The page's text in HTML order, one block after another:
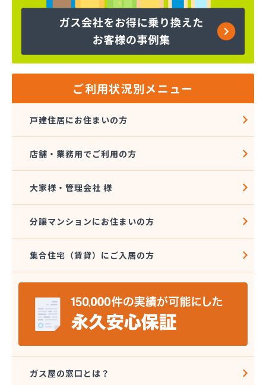
ヤマサ共和ライフ株式会社 一色営業所
ヤマサ共和ライフ株式会社 江南営業所
ヤマサ共和ライフ株式会社 三河営業所
ヤマサ共和ライフ株式会社 豊川営業所
ヤマサ高圧株式会社
ヤマサ總業株式会社 愛知西支店
ヤマトク
リーグ馬場株式会社
愛知高圧株式会社容器検査工場
愛北液化ガス協組江南営業所
旭プロパン
安城ガス株式会社
伊藤プロパン
伊藤忠エネクスホームライフ中部株式会社 碧南営
業所
伊藤忠エネクスホームライフ中部株式会社 名古屋
稲垣商事
稲垣商店
ご利用状況別メニュー
戸建住居にお住まいの方
店舗・業務用でご利用の方
大家様・管理会社 様
分譲マンションにお住まいの方
集合住宅（賃貸）にご入居の方
ガス屋の窓口とは？